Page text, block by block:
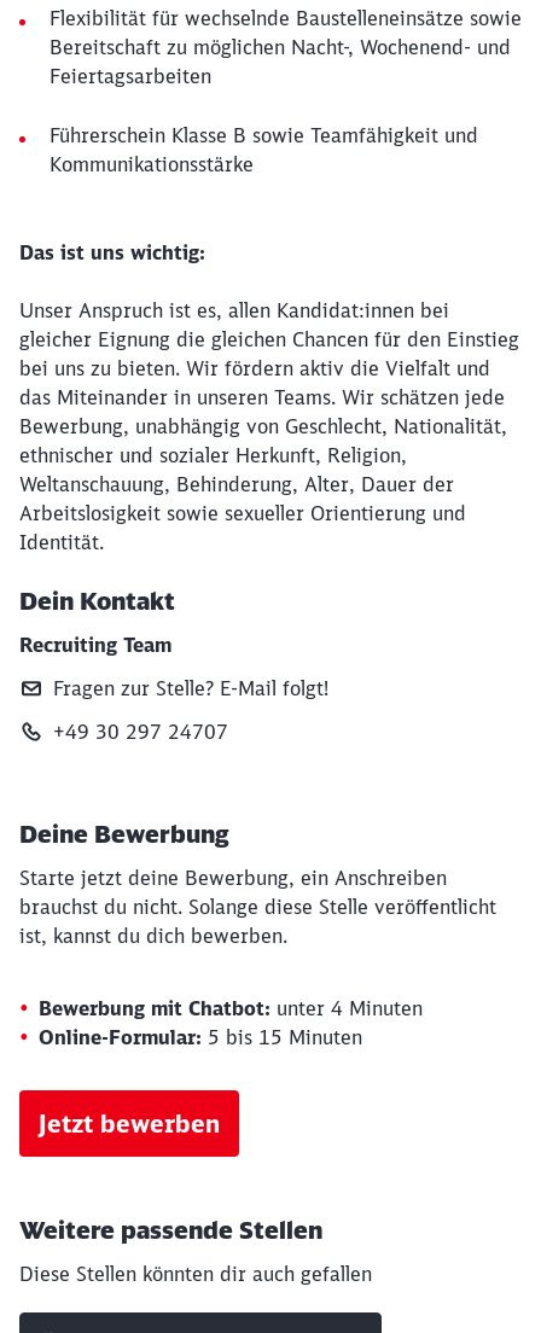
Flexibilität für wechselnde Baustelleneinsätze sowie
Bereitschaft zu möglichen Nacht-, Wochenend- und
Feiertagsarbeiten
Führerschein Klasse B sowie Teamfähigkeit und
Kommunikationsstärke
Das ist uns wichtig:
Unser Anspruch ist es, allen Kandidat:innen bei
gleicher Eignung die gleichen Chancen für den Einstieg
bei uns zu bieten. Wir fördern aktiv die Vielfalt und
das Miteinander in unseren Teams. Wir schätzen jede
Bewerbung, unabhängig von Geschlecht, Nationalität,
ethnischer und sozialer Herkunft, Religion,
Weltanschauung, Behinderung, Alter, Dauer der
Arbeitslosigkeit sowie sexueller Orientierung und
Identität.
Dein Kontakt
Recruiting Team
Fragen zur Stelle? E‑Mail folgt!
+49 30 297 24707
Deine Bewerbung
Starte jetzt deine Bewerbung, ein Anschreiben
brauchst du nicht. Solange diese Stelle veröffentlicht
ist, kannst du dich bewerben.
Bewerbung mit Chatbot: unter 4 Minuten
Online-Formular: 5 bis 15 Minuten
Jetzt bewerben
Weitere passende Stellen
Diese Stellen könnten dir auch gefallen